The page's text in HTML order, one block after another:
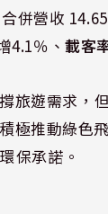
併營收
4.1％、載客
旅遊需求，
極推動綠色
保承諾。